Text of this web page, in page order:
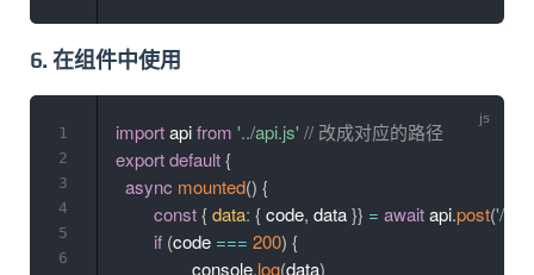
6. 在组件中使用
import api from '../api.js' // 改成对应的路径
exportdefault{
async mounted() {
const{ data: { code, data }} = await api.post('/
if (code === 200) {
		console
.log(data)
1
2
3
4
5
6